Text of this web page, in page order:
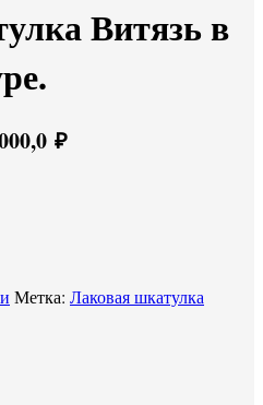
Витязь в
₽
Метка: Лаковая шкатулка